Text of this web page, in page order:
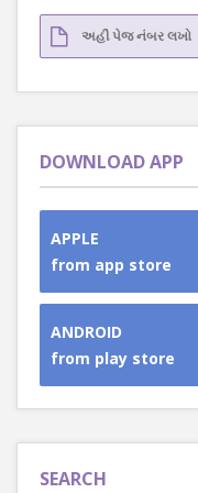
DOWNLOAD APP
APPLE
from app store
ANDROID
from play store
SEARCH